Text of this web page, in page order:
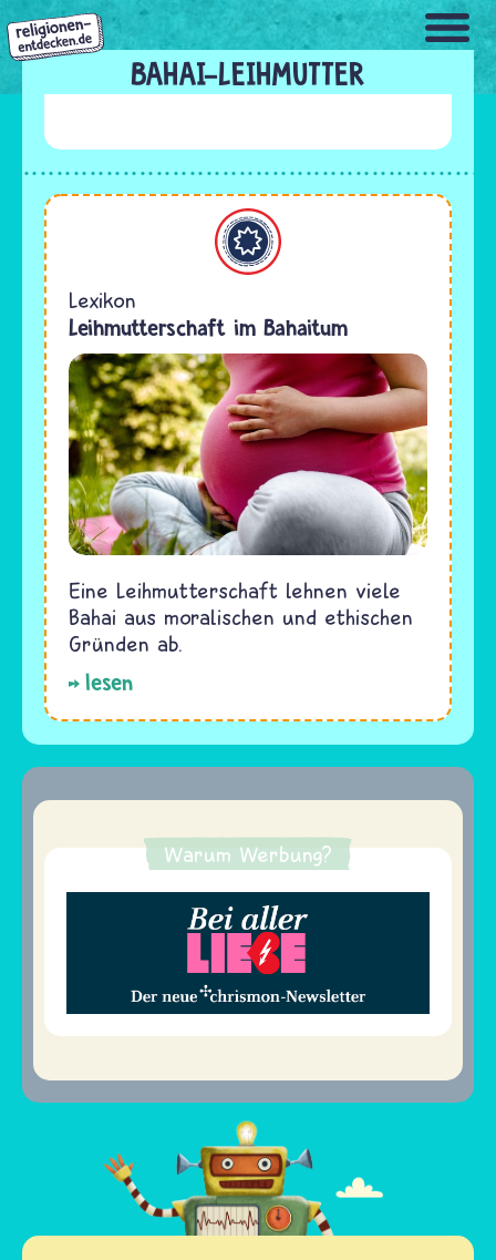
Direkt
zum
Inhalt
BAHAI-LEIHMUTTER
Bahaitum
Lexikon
Leihmutterschaft im Bahaitum
Eine Leihmutterschaft lehnen viele
Bahai aus moralischen und ethischen
Gründen ab.
lesen
Warum Werbung?